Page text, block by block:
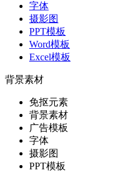
字体
摄影图
PPT模板
Word模板
Excel模板
背景素材
免抠元素
背景素材
广告模板
字体
摄影图
PPT模板